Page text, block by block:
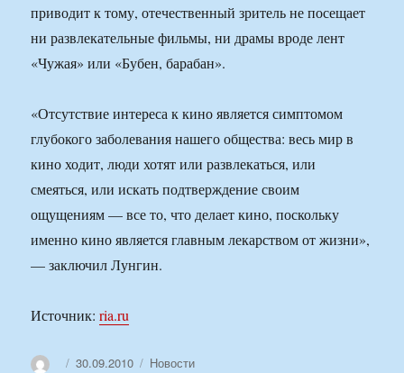
приводит к тому, отечественный зритель не посещает
ни развлекательные фильмы, ни драмы вроде лент
«Чужая» или «Бубен, барабан».
«Отсутствие интереса к кино является симптомом
глубокого заболевания нашего общества: весь мир в
кино ходит, люди хотят или развлекаться, или
смеяться, или искать подтверждение своим
ощущениям — все то, что делает кино, поскольку
именно кино является главным лекарством от жизни»,
— заключил Лунгин.
Источник:ria.ru
АвторОпубликовано
30.09.2010 Рубрики
Новости